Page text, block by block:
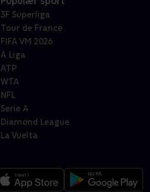
3F Superliga
Tour de France
FIFA VM 2026
A Liga
ATP
WTA
NFL
Serie A
Diamond League
La Vuelta